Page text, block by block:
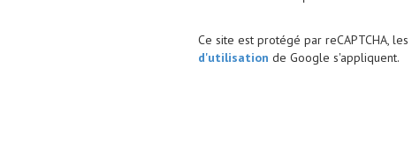
Ce site est protégé par reCAPTCHA, les
d'utilisation de Google s'appliquent.